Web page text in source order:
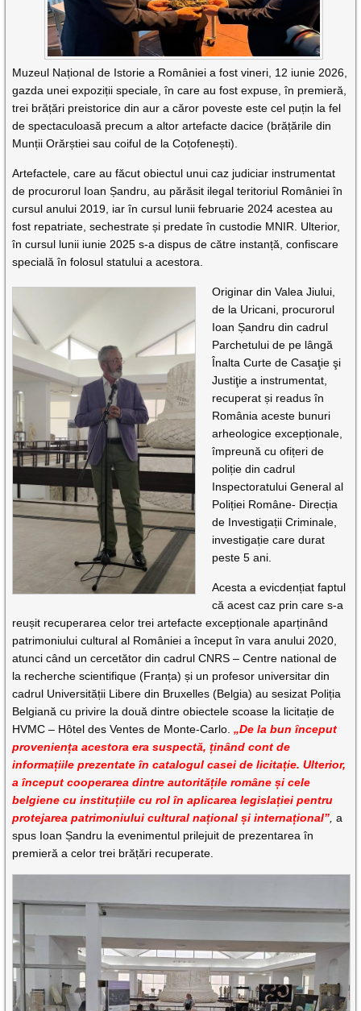
Muzeul Național de Istorie a României a fost vineri, 12 iunie 2026,
gazda unei expoziții speciale, în care au fost expuse, în premieră,
trei brățări preistorice din aur a căror poveste este cel puțin la fel
de spectaculoasă precum a altor artefacte dacice (brățările din
Munții Orărștiei sau coiful de la Coțofenești).
Artefactele, care au făcut obiectul unui caz judiciar instrumentat
de procurorul Ioan Șandru, au părăsit ilegal teritoriul României în
cursul anului 2019, iar în cursul lunii februarie 2024 acestea au
fost repatriate, sechestrate și predate în custodie MNIR. Ulterior,
în cursul lunii iunie 2025 s-a dispus de către instanță, confiscare
specială în folosul statului a acestora.
Originar din Valea Jiului,
de la Uricani, procurorul
Ioan Șandru din cadrul
Parchetului de pe lângă
Înalta Curte de Casaţie şi
Justiţie a instrumentat,
recuperat și readus în
România aceste bunuri
arheologice excepționale,
împreună cu ofițeri de
poliție din cadrul
Inspectoratului General al
Poliției Române- Direcția
de Investigații Criminale,
investigație care durat
peste 5 ani.
Acesta a evicdențiat faptul
că acest caz prin care s-a
reușit recuperarea celor trei artefacte excepționale aparținând
patrimoniului cultural al României a început în vara anului 2020,
atunci când un cercetător din cadrul CNRS – Centre national de
la recherche scientifique (Franța) și un profesor universitar din
cadrul Universității Libere din Bruxelles (Belgia) au sesizat Poliția
Belgiană cu privire la două dintre obiectele scoase la licitație de
HVMC – Hôtel des Ventes de Monte-Carlo.„De la bun început
proveniența acestora era suspectă, ținând cont de
informațiile prezentate în catalogul casei de licitație. Ulterior,
a început cooperarea dintre autoritățile române și cele
belgiene cu instituțiile cu rol în aplicarea legislației pentru
protejarea patrimoniului cultural național și internațional” a
spus Ioan Șandru la evenimentul prilejuit de prezentarea în
premieră a celor trei brățări recuperate.